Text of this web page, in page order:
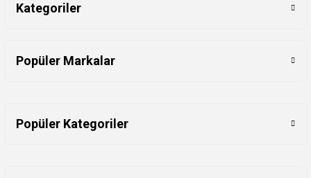
Kategoriler
Popüler Markalar
Popüler Kategoriler